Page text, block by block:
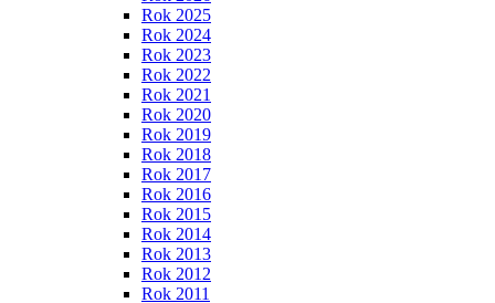
Rok 2025
Rok 2024
Rok 2023
Rok 2022
Rok 2021
Rok 2020
Rok 2019
Rok 2018
Rok 2017
Rok 2016
Rok 2015
Rok 2014
Rok 2013
Rok 2012
Rok 2011